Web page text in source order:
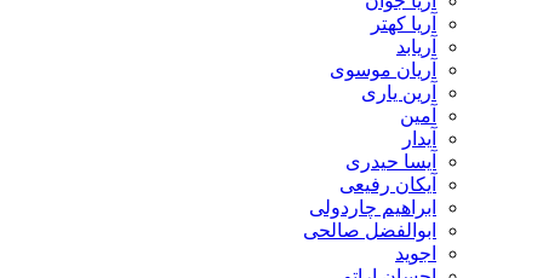
آریا کهتر
آریابد
آریان موسوی
آرین یاری
آمین
آیدار
آیسا حیدری
آیکان رفیعی
ابراهیم چاردولی
ابوالفضل صالحی
اجوید